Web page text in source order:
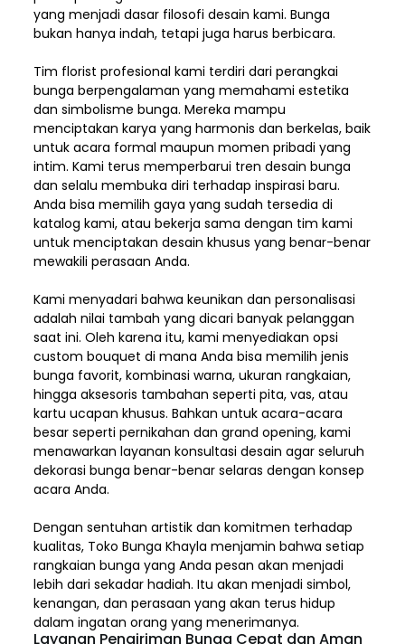
yang menjadi dasar filosofi desain kami. Bunga
bukan hanya indah, tetapi juga harus berbicara.
Tim florist profesional kami terdiri dari perangkai
bunga berpengalaman yang memahami estetika
dan simbolisme bunga. Mereka mampu
menciptakan karya yang harmonis dan berkelas, baik
untuk acara formal maupun momen pribadi yang
intim. Kami terus memperbarui tren desain bunga
dan selalu membuka diri terhadap inspirasi baru.
Anda bisa memilih gaya yang sudah tersedia di
katalog kami, atau bekerja sama dengan tim kami
untuk menciptakan desain khusus yang benar-benar
mewakili perasaan Anda.
Kami menyadari bahwa keunikan dan personalisasi
adalah nilai tambah yang dicari banyak pelanggan
saat ini. Oleh karena itu, kami menyediakan opsi
custom bouquet di mana Anda bisa memilih jenis
bunga favorit, kombinasi warna, ukuran rangkaian,
hingga aksesoris tambahan seperti pita, vas, atau
kartu ucapan khusus. Bahkan untuk acara-acara
besar seperti pernikahan dan grand opening, kami
menawarkan layanan konsultasi desain agar seluruh
dekorasi bunga benar-benar selaras dengan konsep
acara Anda.
Dengan sentuhan artistik dan komitmen terhadap
kualitas, Toko Bunga Khayla menjamin bahwa setiap
rangkaian bunga yang Anda pesan akan menjadi
lebih dari sekadar hadiah. Itu akan menjadi simbol,
kenangan, dan perasaan yang akan terus hidup
dalam ingatan orang yang menerimanya.
Layanan Pengiriman Bunga Cepat dan Aman